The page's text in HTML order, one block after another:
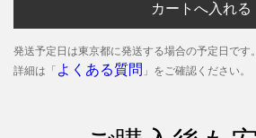
カートへ入れる
発送予定日は東京都に発送する場合の予定日です。
詳細は「 よくある質問 」をご確認ください。